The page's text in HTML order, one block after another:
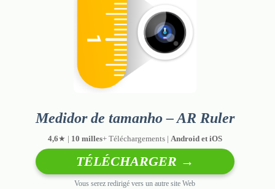
Medidor de tamanho – AR Ruler
4,6★ | 10 milles+ Téléchargements | Android et iOS
TÉLÉCHARGER →
Vous serez redirigé vers un autre site Web